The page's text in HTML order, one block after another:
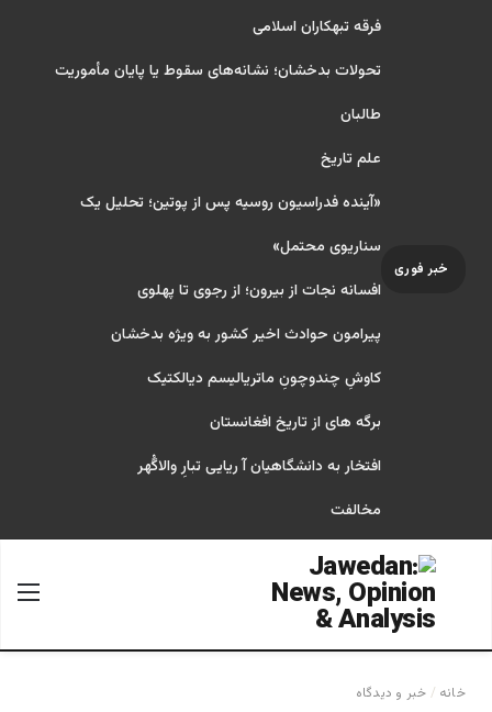
خبر فوری
فرقه تبهکاران اسلامی
تحولات بدخشان؛ نشانه‌های سقوط یا پایان مأموریت
طالبان
علم تاریخ
«آینده فدراسیون روسیه پس از پوتین؛ تحلیل یک
سناریوی محتمل»
افسانه نجات از بیرون؛ از رجوی تا پهلوی
پیرامون حوادث اخیر کشور به ویژه بدخشان
کاوشِ چندو‌چونِ ماتریالیسم دیالکتیک
برگه های از تاریخ افغانستان
افتخار به دانشگاهیان آ ریایی تبارِ والاگُهر
مخالفت
جستجو برای
خانه / خبر و دیدگاه